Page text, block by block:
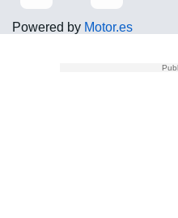
Powered by Motor.es